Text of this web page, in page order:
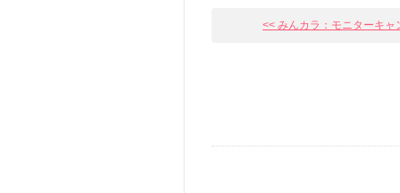
<< みんカラ：モニターキャ